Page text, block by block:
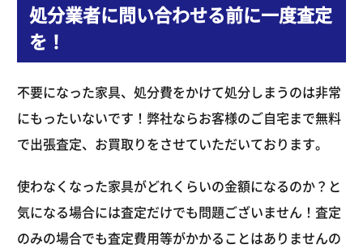
処分業者に問い合わせる前に一度査定
を！
不要になった家具、処分費をかけて処分しまうのは非常
にもったいないです！弊社ならお客様のご自宅まで無料
で出張査定、お買取りをさせていただいております。
使わなくなった家具がどれくらいの金額になるのか？と
気になる場合には査定だけでも問題ございません！査定
のみの場合でも査定費用等がかかることはありませんの